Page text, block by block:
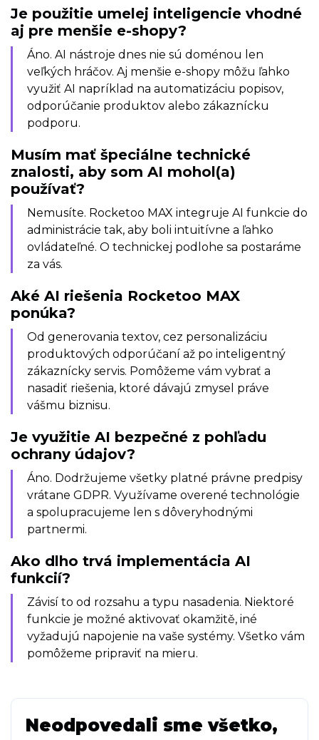
Je použitie umelej inteligencie vhodné
aj pre menšie e-shopy?
Áno. AI nástroje dnes nie sú doménou len
veľkých hráčov. Aj menšie e-shopy môžu ľahko
využiť AI napríklad na automatizáciu popisov,
odporúčanie produktov alebo zákaznícku
podporu.
Musím mať špeciálne technické
znalosti, aby som AI mohol(a)
používať?
Nemusíte. Rocketoo MAX integruje AI funkcie do
administrácie tak, aby boli intuitívne a ľahko
ovládateľné. O technickej podlohe sa postaráme
za vás.
Aké AI riešenia Rocketoo MAX
ponúka?
Od generovania textov, cez personalizáciu
produktových odporúčaní až po inteligentný
zákaznícky servis. Pomôžeme vám vybrať a
nasadiť riešenia, ktoré dávajú zmysel práve
vášmu biznisu.
Je využitie AI bezpečné z pohľadu
ochrany údajov?
Áno. Dodržujeme všetky platné právne predpisy
vrátane GDPR. Využívame overené technológie
a spolupracujeme len s dôveryhodnými
partnermi.
Ako dlho trvá implementácia AI
funkcií?
Závisí to od rozsahu a typu nasadenia. Niektoré
funkcie je možné aktivovať okamžitě, iné
vyžadujú napojenie na vaše systémy. Všetko vám
pomôžeme pripraviť na mieru.
Neodpovedali sme všetko,